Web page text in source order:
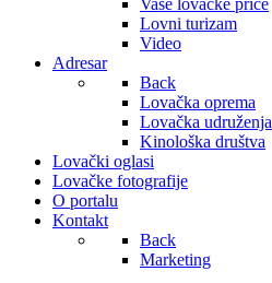
Vaše lovačke priče
Lovni turizam
Video
Adresar
Back
Lovačka oprema
Lovačka udruženja
Kinološka društva
Lovački oglasi
Lovačke fotografije
O portalu
Kontakt
Back
Marketing